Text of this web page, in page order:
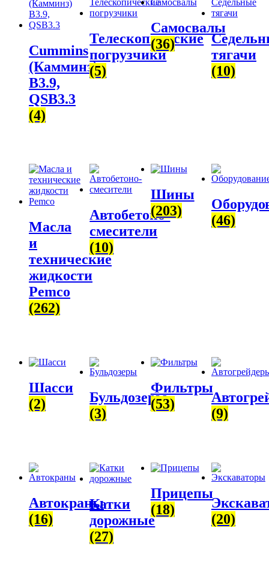
Cummins
(Камминз)
B3.9,
QSB3.3
(4)
Телескопические
погрузчики
(5)
Самосвалы
(36)
тягачи
(10)
Масла
и
технические
жидкости
Pemco
(262)
Автобетоно­
смесители
(10)
Шины
(203)
(46)
Шасси
(2)
Бульдозеры
(3)
Фильтры
(53)
(9)
Автокраны
(16)
Катки
дорожные
(27)
Прицепы
(18)
(20)